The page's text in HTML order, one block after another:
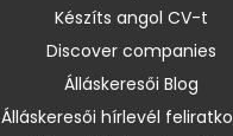
Készíts angol CV-t
Discover companies
Álláskeresői Blog
Álláskeresői hírlevél